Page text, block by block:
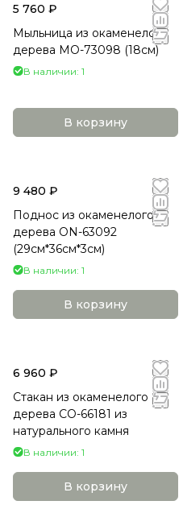
5 760 ₽
Мыльница из окаменелого
дерева MO-73098 (18см)
В наличии: 1
В корзину
9 480 ₽
Поднос из окаменелого
дерева ON-63092
(29см*36см*3см)
В наличии: 1
В корзину
6 960 ₽
Стакан из окаменелого
дерева СO-66181 из
натурального камня
В наличии: 1
В корзину